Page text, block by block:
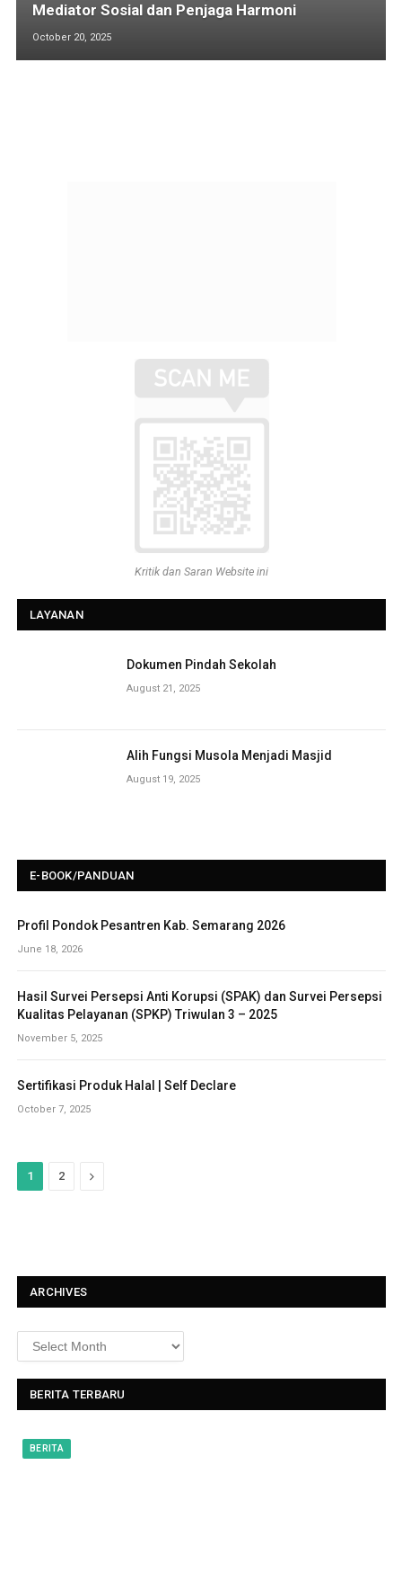
Mediator Sosial dan Penjaga Harmoni
October 20, 2025
Kritik dan Saran Website ini
LAYANAN
Dokumen Pindah Sekolah
August 21, 2025
Alih Fungsi Musola Menjadi Masjid
August 19, 2025
E-BOOK/PANDUAN
Profil Pondok Pesantren Kab. Semarang 2026
June 18, 2026
Hasil Survei Persepsi Anti Korupsi (SPAK) dan Survei Persepsi
Kualitas Pelayanan (SPKP) Triwulan 3 – 2025
November 5, 2025
Sertifikasi Produk Halal | Self Declare
October 7, 2025
1 2
N
ARCHIVES
BERITA TERBARU
BERITA